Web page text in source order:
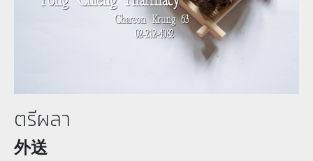
ตรีผลา
外送